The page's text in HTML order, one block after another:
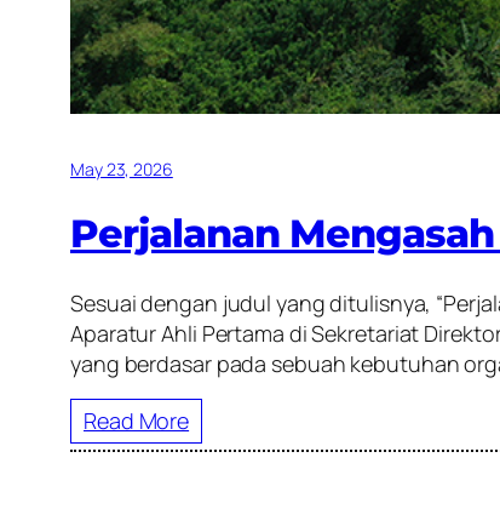
May 23, 2026
Perjalanan
Sesuai dengan judul yang ditulisnya,
Aparatur Ahli Pertama di Sekretariat
yang berdasar pada sebuah kebutuhan
Read More